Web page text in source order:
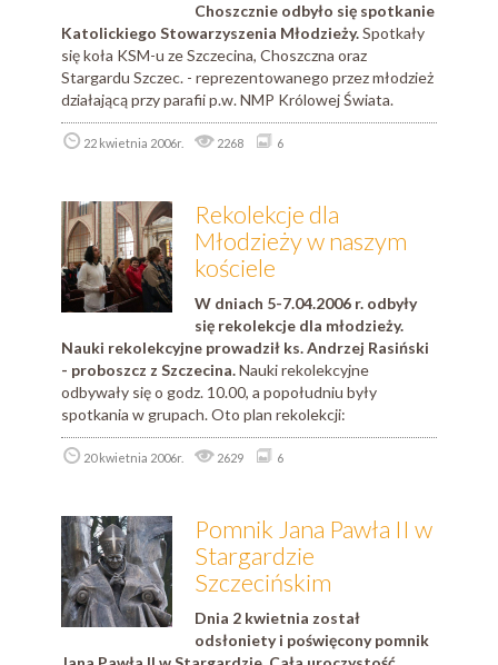
Choszcznie odbyło się spotkanie
Katolickiego Stowarzyszenia Młodzieży.Spotkały
się koła KSM-u ze Szczecina, Choszczna oraz
Stargardu Szczec. - reprezentowanego przez młodzież
działającą przy parafii p.w. NMP Królowej Świata.
22 kwietnia 2006r. 2268 6
Rekolekcje dla
Młodzieży w naszym
kościele
W dniach 5-7.04.2006 r. odbyły
się rekolekcje dla młodzieży.
Nauki rekolekcyjne prowadził ks. Andrzej Rasiński
- proboszcz z Szczecina.Nauki rekolekcyjne
odbywały się o godz. 10.00, a popołudniu były
spotkania w grupach. Oto plan rekolekcji:
20 kwietnia 2006r. 2629 6
Pomnik Jana Pawła II w
Stargardzie
Szczecińskim
Dnia 2 kwietnia został
odsłoniety i poświęcony pomnik